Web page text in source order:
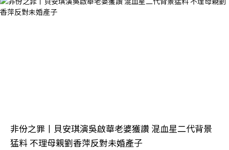
非份之罪丨貝安琪演吳啟華老婆獲讚 混血星二代背景
猛料 不理母親劉香萍反對未婚產子